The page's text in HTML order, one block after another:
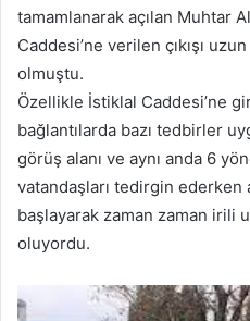
tamamlanarak açılan Muhtar
Caddesi’ne verilen çıkışı
olmuştu.
Özellikle İstiklal Caddesi’ne
bağlantılarda bazı tedbirler
görüş alanı ve aynı anda 6
vatandaşları tedirgin ederken
başlayarak zaman zaman irili
oluyordu.